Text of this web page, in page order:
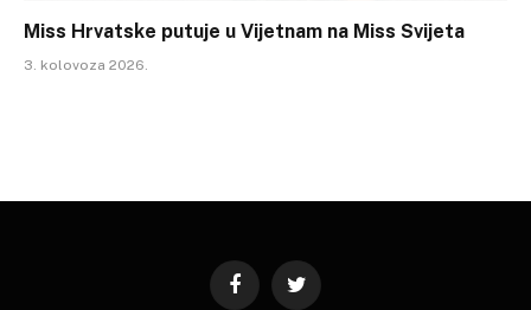
Miss Hrvatske putuje u Vijetnam na Miss Svijeta
3. kolovoza 2026.
FacebookTwitter